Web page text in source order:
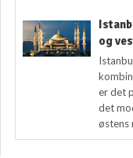
og
er det
det
østens